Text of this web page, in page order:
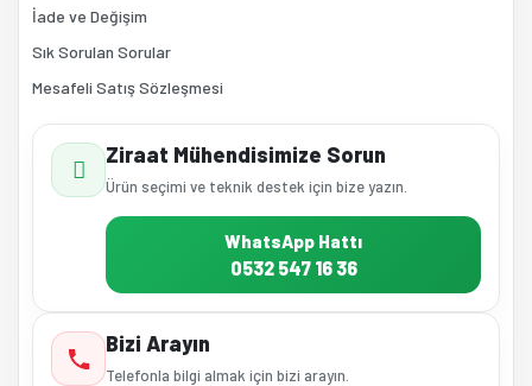
İade ve Değişim
Sık Sorulan Sorular
Mesafeli Satış Sözleşmesi
Ziraat Mühendisimize Sorun
Ürün seçimi ve teknik destek için bize yazın.
WhatsApp Hattı
0532 547 16 36
Bizi Arayın
Telefonla bilgi almak için bizi arayın.